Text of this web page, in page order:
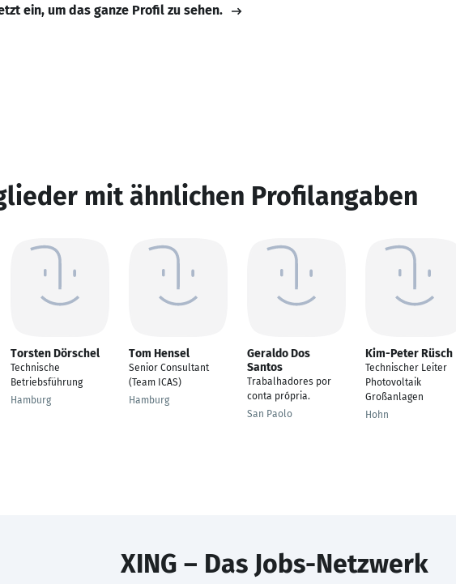
ein, um das ganze Profil zu sehen.
mit ähnlichen Profilangaben
Torsten Dörschel
Technische
Betriebsführung
Hamburg
Tom Hensel
Senior Consultant
(Team ICAS)
Hamburg
Geraldo Dos
Santos
Trabalhadores por
conta própria.
San Paolo
Kim-Peter Rüsch
Technischer Leiter
Photovoltaik
Großanlagen
Hohn
XING – Das Jobs-Netzwerk